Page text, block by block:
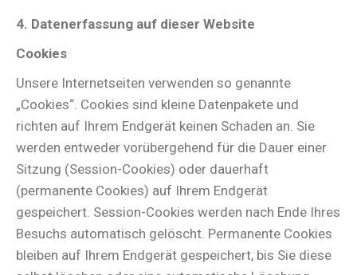
4. Datenerfassung auf dieser Website
Cookies
Unsere Internetseiten verwenden so genannte
„Cookies“. Cookies sind kleine Datenpakete und
richten auf Ihrem Endgerät keinen Schaden an. Sie
werden entweder vorübergehend für die Dauer einer
Sitzung (Session-Cookies) oder dauerhaft
(permanente Cookies) auf Ihrem Endgerät
gespeichert. Session-Cookies werden nach Ende Ihres
Besuchs automatisch gelöscht. Permanente Cookies
bleiben auf Ihrem Endgerät gespeichert, bis Sie diese